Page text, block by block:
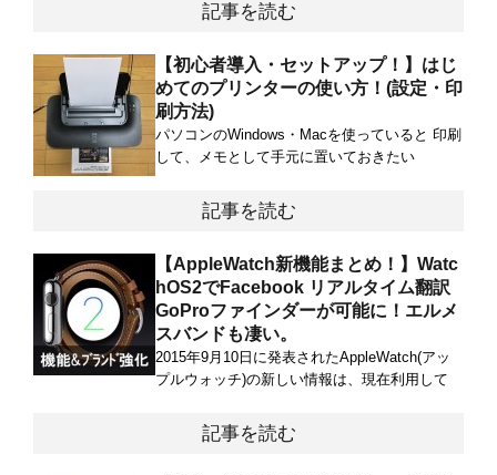
記事を読む
【初心者導入・セットアップ！】はじ
めてのプリンターの使い方！(設定・印
刷方法)
パソコンのWindows・Macを使っていると 印刷
して、メモとして手元に置いておきたい
記事を読む
【AppleWatch新機能まとめ！】Watc
hOS2でFacebook リアルタイム翻訳
GoProファインダーが可能に！エルメ
スバンドも凄い。
2015年9月10日に発表されたAppleWatch(アッ
プルウォッチ)の新しい情報は、現在利用して
記事を読む